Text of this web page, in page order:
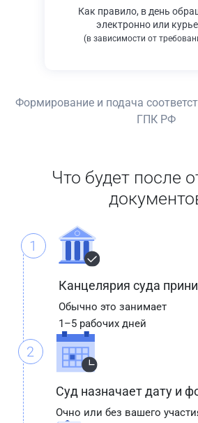
Как правило, в день
электронно или
(в зависимости от
Формирование и подача
ГПК РФ
Что будет после
1
Канцелярия суда
Обычно это занимает
1–5 рабочих дней
2
Суд назначает дату и
Очно или без вашего